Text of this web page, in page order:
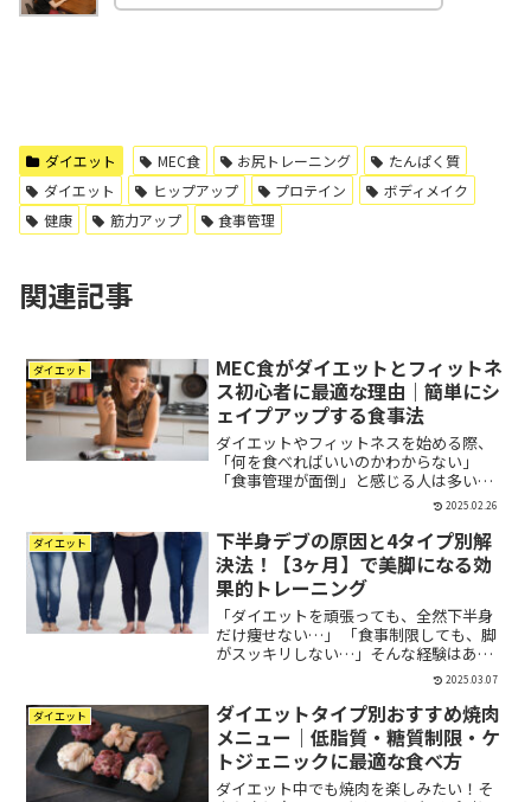
ダイエット MEC食 お尻トレーニング
たんぱく質
ダイエット
ヒップアップ プロテイン
ボディメイク
健康
筋力アップ 食事管理
関連記事
ダイエット
MEC食がダイエットとフィットネ
ス初心者に最適な理由｜簡単にシ
ェイプアップする食事法
ダイエットやフィットネスを始める際、
「何を食べればいいのかわからない」
「食事管理が面倒」と感じる人は多いの
ではないでしょうか？そんな方におすす
こくらクリニック院長・渡辺信幸医師が
提唱した食事法であり、...
2025.02.26
ダイエット
下半身デブの原因と4タイプ別解
決法！【3ヶ月】で美脚になる効
果的トレーニング
「ダイエットを頑張っても、全然下半身
だけ痩せない…」 「食事制限しても、脚
がスッキリしない…」そんな経験はあり
ませんか？実は、下半身が太くなるには
様々なな理由があります！多くの女性が
「下半身太り」に悩んでいますが、その
原因は人それぞれです。...
2025.03.07
ダイエット
ダイエットタイプ別おすすめ焼肉
メニュー｜低脂質・糖質制限・ケ
トジェニックに最適な食べ方
ダイエット中でも焼肉を楽しみたい！そ